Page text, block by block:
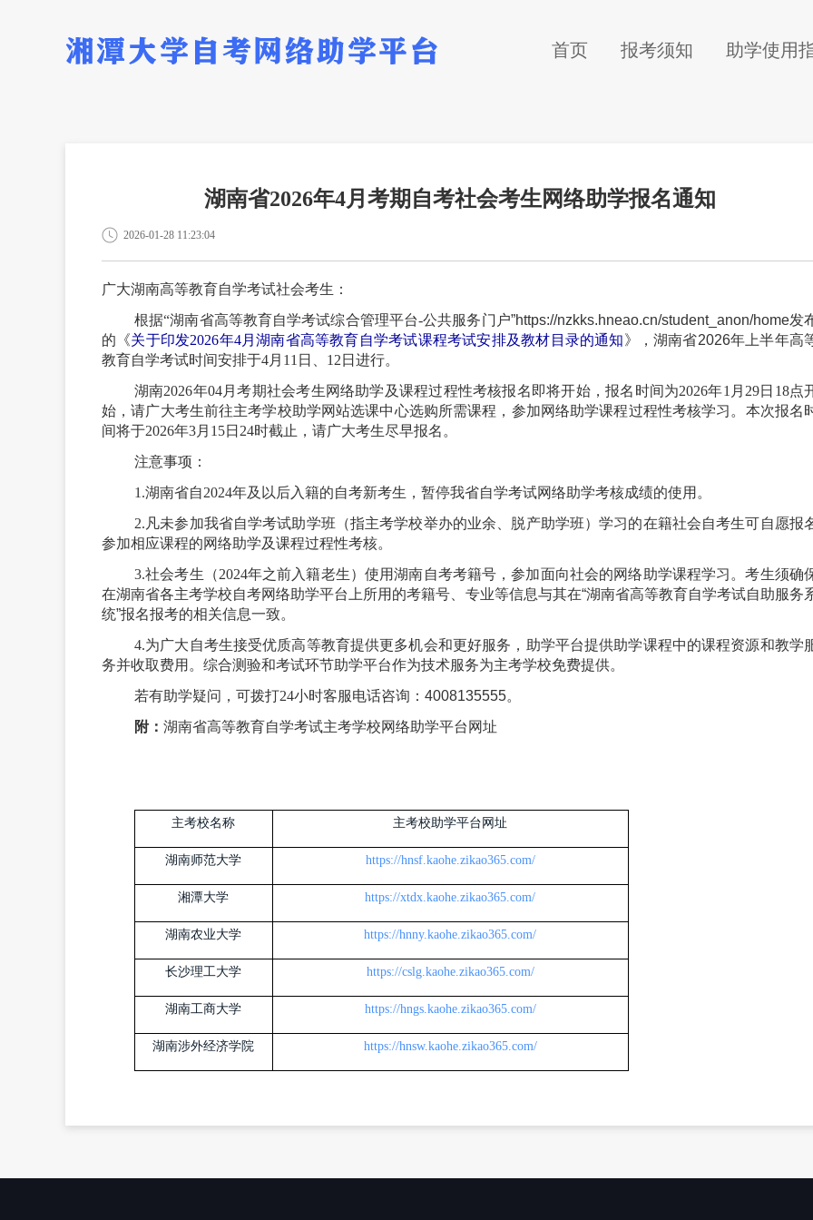
首页 报考须知 助学使用
湖南省2026年4月考期自考社会考生网络助学报名通知
2026-01-28 11:23:04
广大湖南高等教育自学考试社会考生：
根据“湖南省高等教育自学考试综合管理平台-公共服务门户”https://nzkks.hneao.cn/student_anon/home发
的《关于印发2026年4月湖南省高等教育自学考试课程考试安排及教材目录的通知》，湖南省2026年上半年高
教育自学考试时间安排于4月11日、12日进行。
湖南2026年04月考期社会考生网络助学及课程过程性考核报名即将开始，报名时间为2026年1月29日18点
始，请广大考生前往主考学校助学网站选课中心选购所需课程，参加网络助学课程过程性考核学习。本次报名
间将于2026年3月15日24时截止，请广大考生尽早报名。
注意事项：
1.湖南省自2024年及以后入籍的自考新考生，暂停我省自学考试网络助学考核成绩的使用。
2.凡未参加我省自学考试助学班（指主考学校举办的业余、脱产助学班）学习的在籍社会自考生可自愿报
参加相应课程的网络助学及课程过程性考核。
3.社会考生（2024年之前入籍老生）使用湖南自考考籍号，参加面向社会的网络助学课程学习。考生须确
在湖南省各主考学校自考网络助学平台上所用的考籍号、专业等信息与其在“湖南省高等教育自学考试自助服务
统”报名报考的相关信息一致。
4.为广大自考生接受优质高等教育提供更多机会和更好服务，助学平台提供助学课程中的课程资源和教学
务并收取费用。综合测验和考试环节助学平台作为技术服务为主考学校免费提供。
若有助学疑问，可拨打24小时客服电话咨询： 4008135555。
附： 湖南省高等教育自学考试主考学校网络助学平台网址
主考校名称 主考校助学平台网址
湖南师范大学 https://hnsf.kaohe.zikao365.com/
湘潭大学 https://xtdx.kaohe.zikao365.com/
湖南农业大学 https://hnny.kaohe.zikao365.com/
长沙理工大学 https://cslg.kaohe.zikao365.com/
湖南工商大学 https://hngs.kaohe.zikao365.com/
湖南涉外经济学院 https://hnsw.kaohe.zikao365.com/